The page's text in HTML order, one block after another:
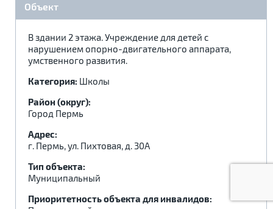
Объект
В здании 2 этажа. Учреждение для детей с
нарушением опорно-двигательного аппарата,
умственного развития.
Категория: Школы
Район (округ):
Город Пермь
Адрес:
г. Пермь, ул. Пихтовая, д. 30А
Тип объекта:
Муниципальный
Приоритетность объекта для инвалидов: